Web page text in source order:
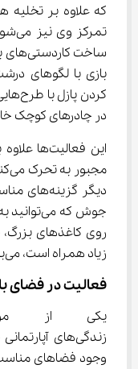
که علاوه بر
ساخت
بازی با لگوهای
در چادرهای کوچک خانگی یا
این
روی کاغذهای
زیاد همراه است، می‌باشد.
فعالیت در فضای
یکی از
زندگی‌های